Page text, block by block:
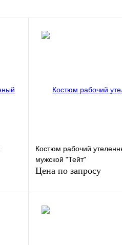
Костюм рабочий
мужской "Тейт"
Цена по запросу